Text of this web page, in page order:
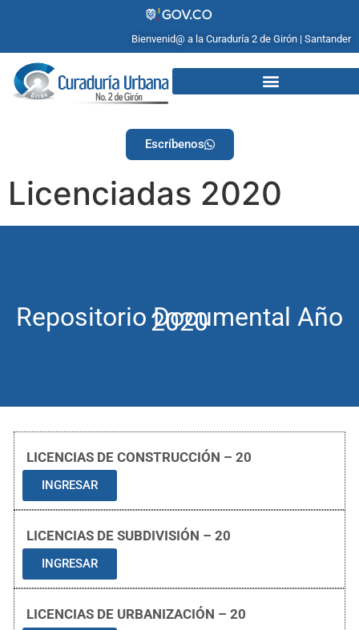
Bienvenid@ a la Curaduría 2 de Girón | Santander
Escríbenos
Licenciadas 2020
Repositorio Documental Año
2020
LICENCIAS DE CONSTRUCCIÓN – 20
INGRESAR
LICENCIAS DE SUBDIVISIÓN – 20
INGRESAR
LICENCIAS DE URBANIZACIÓN – 20